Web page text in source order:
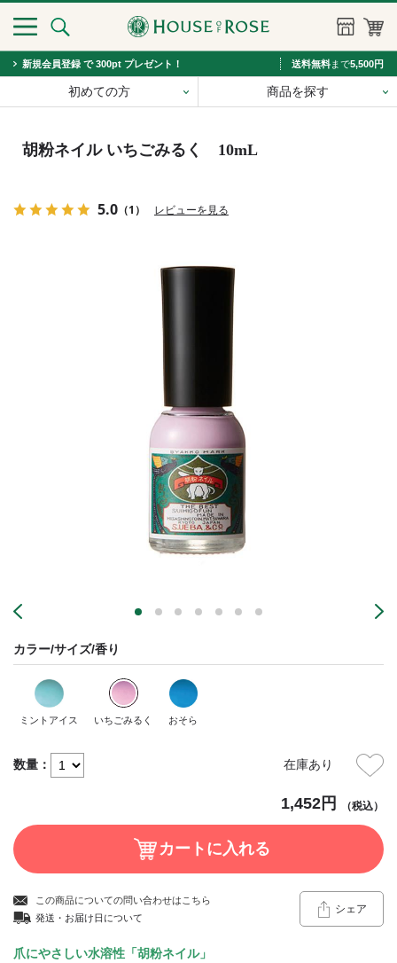
新規会員登録 で 300pt プレゼント！ 送料無料まで5,500円
初めての方 商品を探す
胡粉ネイル いちごみるく 10mL
5.0（1） レビューを見る
1,452円 （税込）
数量： 在庫あり
カラー/サイズ/香り
ミントアイス いちごみるく おそら
この商品についての問い合わせはこちら
発送・お届け日について
シェア
爪にやさしい水溶性「胡粉ネイル」